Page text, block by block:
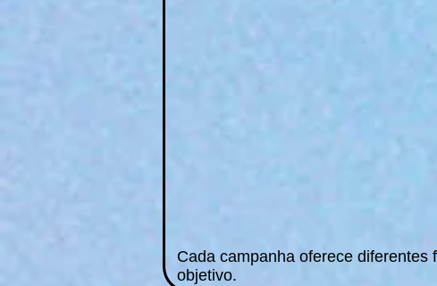
Cada campanha oferece
objetivo.